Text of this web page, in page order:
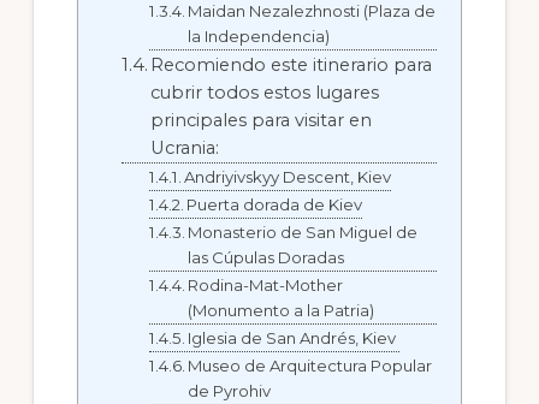
Maidan Nezalezhnosti (Plaza de
la Independencia)
Recomiendo este itinerario para
cubrir todos estos lugares
principales para visitar en
Ucrania:
Andriyivskyy Descent, Kiev
Puerta dorada de Kiev
Monasterio de San Miguel de
las Cúpulas Doradas
Rodina-Mat-Mother
(Monumento a la Patria)
Iglesia de San Andrés, Kiev
Museo de Arquitectura Popular
de Pyrohiv